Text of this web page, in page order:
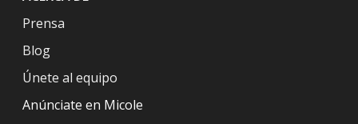
Prensa
Blog
Únete al equipo
Anúnciate en Micole